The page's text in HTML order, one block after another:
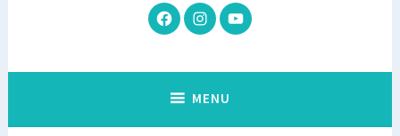
Facebook
Instagram
Youtube
MENU